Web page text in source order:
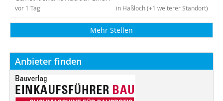
in Haßloch (+1 weiterer Standort)
vor 1 Tag
Mehr Stellen
Anbieter finden